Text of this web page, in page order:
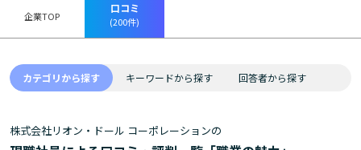
企業TOP
口コミ
(200件)
カテゴリから探す キーワードから探す 回答者から探す
株式会社リオン・ドール コーポレーションの